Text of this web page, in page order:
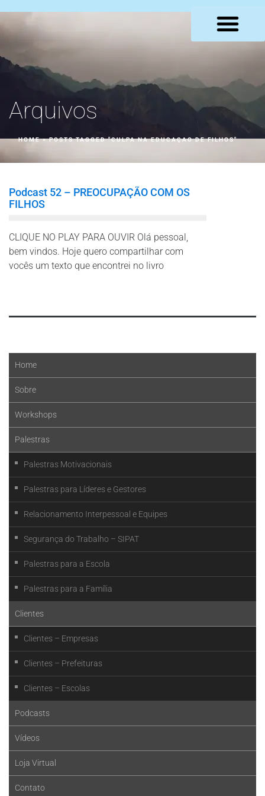
Arquivos
HOME»POSTS TAGGED "CULPA NA EDUCAÇAO DE FILHOS"
Podcast 52 – PREOCUPAÇÃO COM OS
FILHOS
CLIQUE NO PLAY PARA OUVIR Olá pessoal,
bem vindos. Hoje quero compartilhar com
vocês um texto que encontrei no livro
Home
Sobre
Workshops
Palestras
Palestras Motivacionais
Palestras para Líderes e Gestores
Relacionamento Interpessoal e Equipes
Segurança do Trabalho – SIPAT
Palestras para a Escola
Palestras para a Família
Clientes
Clientes – Empresas
Clientes – Prefeituras
Clientes – Escolas
Podcasts
Vídeos
Loja Virtual
Contato